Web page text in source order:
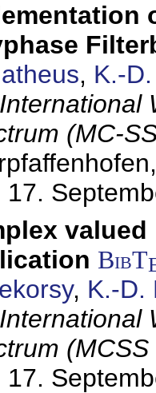
, K.-
(MC-
17.
valued
BibT
, K.-D.
17.